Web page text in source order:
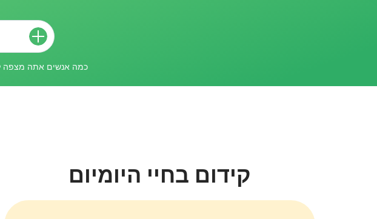
כמה אנשים אתה מצפה
קידום בחיי היומיום